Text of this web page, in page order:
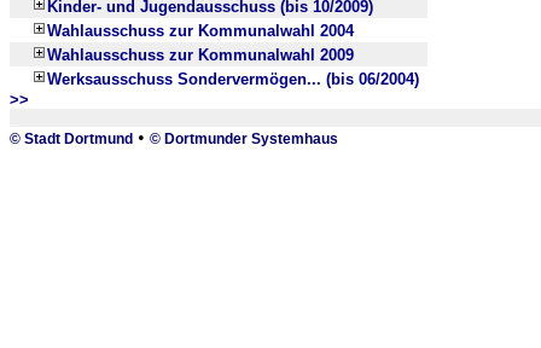
Kinder- und Jugendausschuss (bis 10/2009)
Wahlausschuss zur Kommunalwahl 2004
Wahlausschuss zur Kommunalwahl 2009
Werksausschuss Sondervermögen... (bis 06/2004)
>>
© Stadt Dortmund • © Dortmunder Systemhaus